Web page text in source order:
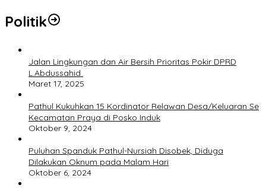
Politik
Jalan Lingkungan dan Air Bersih Prioritas Pokir DPRD
L.Abdussahid
Maret 17, 2025
Pathul Kukuhkan 15 Kordinator Relawan Desa/Keluaran Se
Kecamatan Praya di Posko Induk
Oktober 9, 2024
Puluhan Spanduk Pathul-Nursiah Disobek, Diduga
Dilakukan Oknum pada Malam Hari
Oktober 6, 2024